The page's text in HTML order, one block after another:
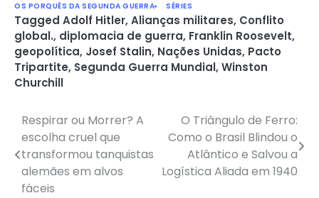
OS PORQUÊS DA SEGUNDA GUERRA SÉRIES
Tagged Adolf Hitler, Alianças militares, Conflito
global., diplomacia de guerra, Franklin Roosevelt,
geopolítica, Josef Stalin, Nações Unidas, Pacto
Tripartite, Segunda Guerra Mundial, Winston
Churchill
Navegação
de
Post
Respirar ou Morrer? A
escolha cruel que
transformou tanquistas
alemães em alvos
fáceis
O Triângulo de Ferro:
Como o Brasil Blindou o
Atlântico e Salvou a
Logística Aliada em 1940